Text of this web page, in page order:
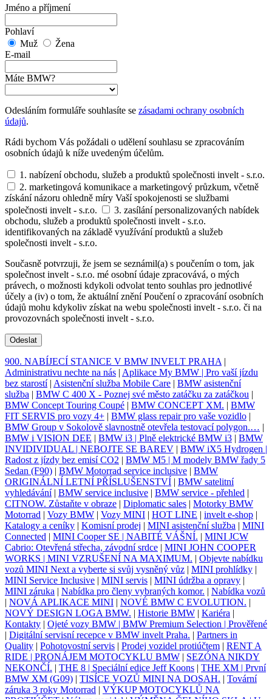
Jméno a příjmení
Pohlaví
Muž
Žena
E-mail
Máte BMW?
Odesláním formuláře souhlasíte se zásadami ochrany osobních
údajů.
Rádi bychom Vás požádali o udělení souhlasu se zpracováním
osobních údajů k níže uvedeným účelům.
1. nabízení obchodu, služeb a produktů společnosti invelt - s.r.o.
2. marketingová komunikace a marketingový průzkum, včetně
získání názoru ohledně míry Vaší spokojenosti se službami
společnosti invelt - s.r.o.
3. zasílání personalizovaných nabídek
obchodu, služeb a produktů společnosti invelt - s.r.o.
identifikovaných na základě využívání produktů a služeb
společnosti invelt - s.r.o.
Současně potvrzuji, že jsem se seznámil(a) s poučením o tom, jak
společnost invelt - s.r.o. mé osobní údaje zpracovává, o mých
právech, o možnosti kdykoli odvolat tento souhlas pro jednotlivé
účely a (iv) o tom, že aktuální znění Poučení o zpracování osobních
údajů mohu kdykoliv získat na webu společnosti invelt - s.r.o. či na
provozovnách společnosti invelt - s.r.o.
Odeslat
900. NABÍJECÍ STANICE V BMW INVELT PRAHA |
Administrativu nechte na nás | Aplikace My BMW | Pro vaší jízdu
bez starostí| Asistenční služba Mobile Care | BMW asistenční
služba | BMW C 400 X - Poznej své město zatáčku za zatáčkou |
BMW Concept Touring Coupé | BMW CONCEPT XM. | BMW
FIT SERVIS pro vozy 4+ | BMW glass repair pro vaše vozidlo |
BMW Group v Sokolově slavnostně otevřela testovací polygon.… |
BMW i VISION DEE | BMW i3 | Plně elektrické BMW i3 | BMW
INVIDIVIDUAL | NEBOJTE SE BAREV | BMW iX5 Hydrogen |
Radost z jízdy bez emisí CO2 | BMW M5 | M modely BMW řady 5
Sedan (F90) | BMW Motorrad service inclusive | BMW
ORIGINÁLNÍ LETNÍ PŘÍSLUŠENSTVÍ | BMW satelitní
vyhledávání| BMW service inclusive | BMW service - přehled |
CITNOW. Zůstaňte v obraze | Diplomatic sales | Motorky BMW
Motorrad | Vozy BMW | Vozy MINI | HOT LINE | invelt e-shop |
Katalogy a ceníky | Komisní prodej | MINI asistenční služba | MINI
Connected | MINI Cooper SE | NABITÉ VÁŠNÍ. | MINI JCW
Cabrio: Otevřená střecha, závodní srdce | MINI JOHN COOPER
WORKS | MINI VZRUŠENÍ NA MAXIMUM. | Objevte nabídku
vozů MINI Next a vyberte si svůj vysněný vůz | MINI prohlídky |
MINI Service Inclusive | MINI servis | MINI údržba a opravy |
MINI záruka | Nabídka pro členy vybraných komor. | Nabídka vozů
| NOVÁ APLIKACE MINI | NOVÉ BMW C EVOLUTION. |
NOVÝ DESIGN LOGA BMW. | Historie BMW | Kariéra |
Kontakty | Ojeté vozy BMW | BMW Premium Selection | Prověřené
| Digitální servisní recepce v BMW invelt Praha. | Partners in
Quality | Pohotovostní servis | Prodej vozidel protiúčtem | RENT A
RIDE | PRONÁJEM MOTOCYKLU BMW | SEZÓNA NIKDY
NEKONČÍ. | THE 8 | Speciální edice Jeff Koons | THE XM | První
BMW XM (G09) | TISÍCE VOZŮ MINI NA DOSAH. | Tovární
záruka 3 roky Motorrad | VÝKUP MOTOCYKLŮ NA